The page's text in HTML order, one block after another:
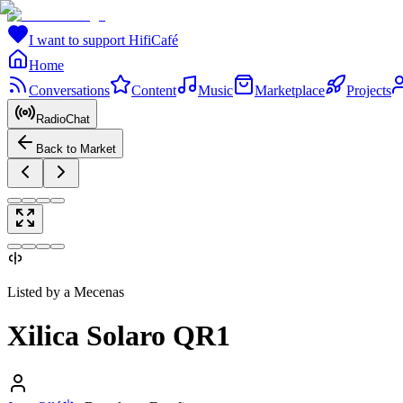
I want to support HifiCafé
Home
Conversations
Content Music Marketplace Projects
RadioChat
Back to Market
Listed by a Mecenas
Xilica Solaro QR1